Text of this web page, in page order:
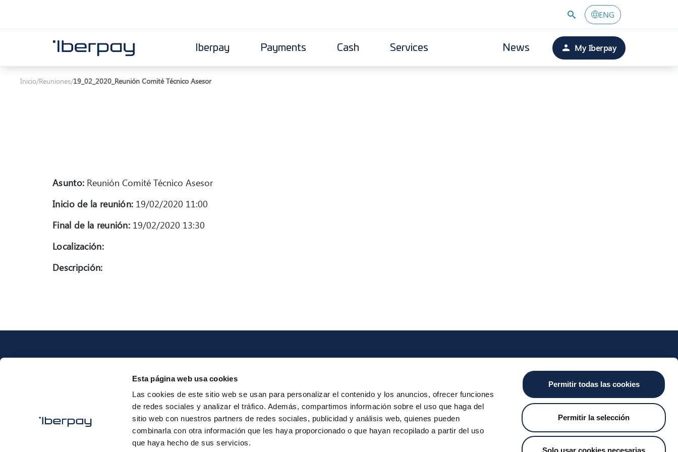
Esta página web usa cookies
Las cookies de este sitio web se usan para personalizar el contenido y los anuncios, ofrecer funciones
de redes sociales y analizar el tráfico. Además, compartimos información sobre el uso que haga del
sitio web con nuestros partners de redes sociales, publicidad y análisis web, quienes pueden
combinarla con otra información que les haya proporcionado o que hayan recopilado a partir del uso
que haya hecho de sus servicios.
Permitir todas las cookies
Permitir la selección
Solo usar cookies necesarias
ENG
Iberpay
Iberpay Payments Cash Services News My Iberpay
Inicio/Reuniones/19_02_2020_Reunión Comité Técnico Asesor
Asunto: Reunión Comité Técnico Asesor
Inicio de la reunión: 19/02/2020 11:00
Final de la reunión: 19/02/2020 13:30
Localización:
Descripción:
Annual Reports
Instant Credit Transfers
RTP
About the SDA
Services
Valitic
Payguard
Account Switching
News
Iberpay News